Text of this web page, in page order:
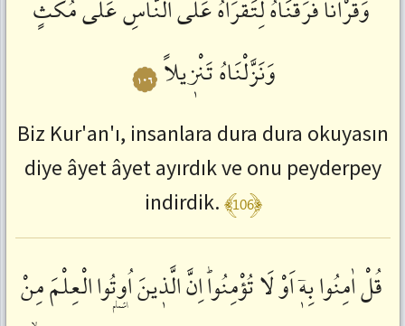
:
ctrl+SağOk
ctrl+SolOk
وَقُرْاٰناًفَرَقْنَاهُلِتَقْرَاَهُعَلَىالنَّاسِعَلٰىمُكْثٍ
وَنَزَّلْنَاهُتَنْزٖيلاً ١٠٦
Biz Kur'an'ı, insanlara dura dura okuyasın
diye âyet âyet ayırdık ve onu peyderpey
indirdik.﴾106﴿
قُلْاٰمِنُوابِهٖٓاَوْ لَاتُؤْمِنُواؕاِنَّالَّذٖينَاُو۫تُواالْعِلْمَمِنْ